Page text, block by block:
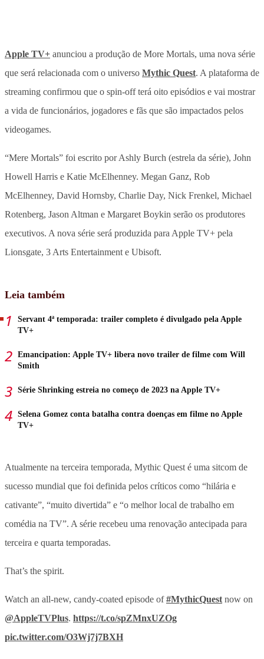
Apple TV+ anunciou a produção de More Mortals, uma nova série
que será relacionada com o universo Mythic Quest. A plataforma de
streaming confirmou que o spin-off terá oito episódios e vai mostrar
a vida de funcionários, jogadores e fãs que são impactados pelos
videogames.
“Mere Mortals” foi escrito por Ashly Burch (estrela da série), John
Howell Harris e Katie McElhenney. Megan Ganz, Rob
McElhenney, David Hornsby, Charlie Day, Nick Frenkel, Michael
Rotenberg, Jason Altman e Margaret Boykin serão os produtores
executivos. A nova série será produzida para Apple TV+ pela
Lionsgate, 3 Arts Entertainment e Ubisoft.
Leia também
Servant 4ª temporada: trailer completo é divulgado pela Apple
TV+
Emancipation: Apple TV+ libera novo trailer de filme com Will
Smith
Série Shrinking estreia no começo de 2023 na Apple TV+
Selena Gomez conta batalha contra doenças em filme no Apple
TV+
Atualmente na terceira temporada, Mythic Quest é uma sitcom de
sucesso mundial que foi definida pelos críticos como “hilária e
cativante”, “muito divertida” e “o melhor local de trabalho em
comédia na TV”. A série recebeu uma renovação antecipada para
terceira e quarta temporadas.
That’s the spirit.
Watch an all-new, candy-coated episode of#MythicQuest now on
@AppleTVPlus. https://t.co/spZMnxUZOg
pic.twitter.com/O3Wj7j7BXH